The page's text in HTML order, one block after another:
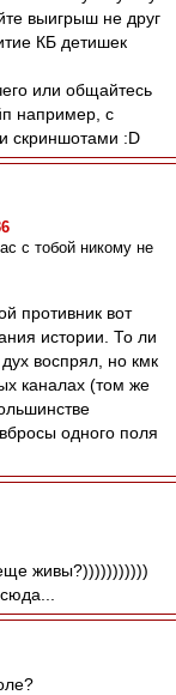
выигрыш не друг
КБ детишек
или общайтесь
например, с
скриншотами :D
с тобой никому не
противник вот
истории. То ли
воспрял, но кмк
каналах (том же
одного поля
живы?)))))))))))